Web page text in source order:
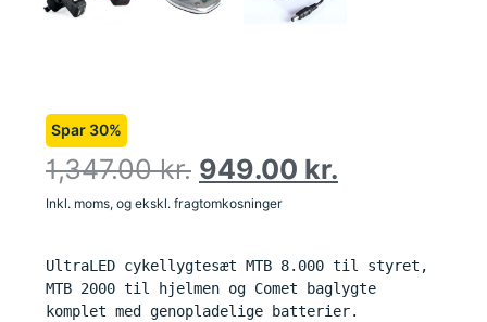
Spar 30%
1,347.00kr. 949.00 kr.
Inkl. moms, og ekskl. fragtomkosninger
UltraLED cykellygtesæt MTB 8.000 til styret,
MTB 2000 til hjelmen og Comet baglygte
komplet med genopladelige batterier.